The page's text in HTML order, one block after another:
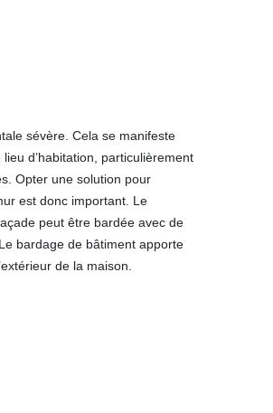
sévère. Cela se manifeste
d’habitation, particulièrement
Opter une solution pour
est donc important. Le
peut être bardée avec de
bardage de bâtiment apporte
de la maison.